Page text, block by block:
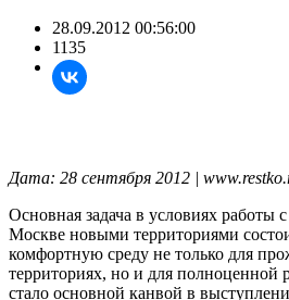
28.09.2012 00:56:00
1135
Дата: 28 сентября 2012 |
Основная задача в условиях работы
Москве новыми территориями
комфортную среду не только для
территориях, но и для полноценной
стало основной канвой в